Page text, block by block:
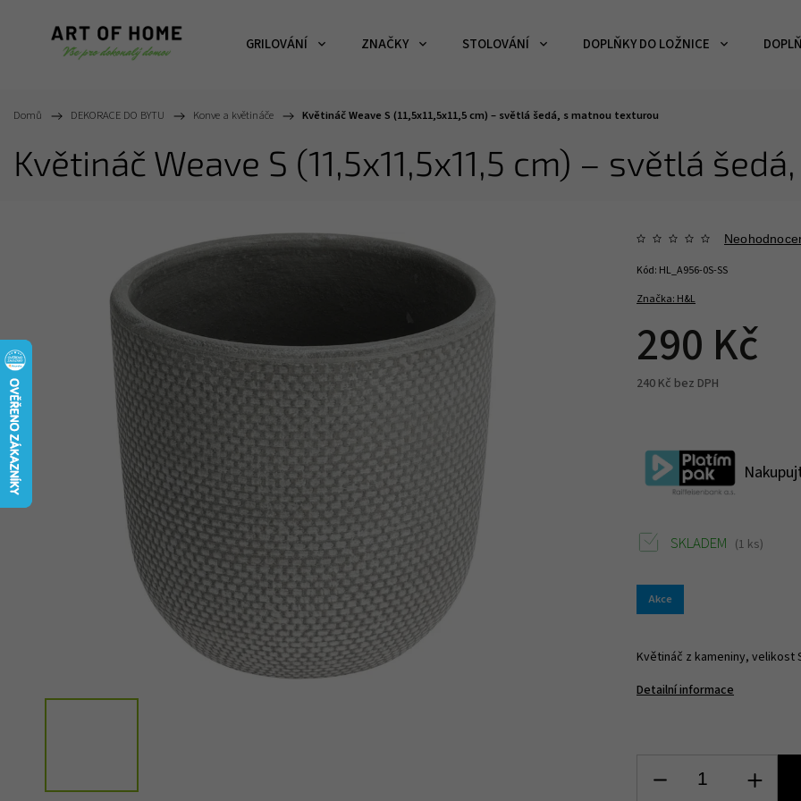
GRILOVÁNÍ ZNAČKY STOLOVÁNÍ DOPLŇKY DO LOŽNICE
Domů / DEKORACE DO BYTU / Konve a květináče / Květináč Weave S (11,5x11,5x11,5 cm) – světlá šedá, s matnou texturou
Květináč Weave S (11,5x11,5x11,5 cm) – světlá
Značka: H&L
290 Kč
240 Kč bez DPH
Kód: HL_A956-0S-SS
Akce
Květináč z kameniny,
Detailní informace
SKLADEM (1 ks)